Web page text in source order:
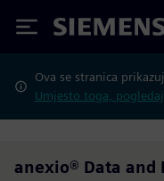
Siemens
Ova se stranica
Umjesto toga,
anexio® Data and